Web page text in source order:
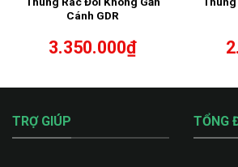
Cánh GDR
3.350.000₫
TRỢ GIÚP TỔNG